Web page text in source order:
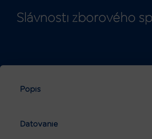
Slávnosti zborového
Popis
Datovanie